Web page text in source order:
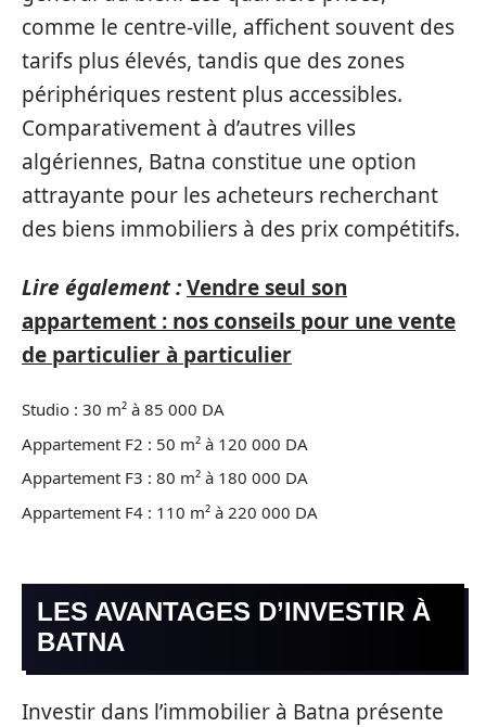
comme le centre-ville, affichent souvent des
tarifs plus élevés, tandis que des zones
périphériques restent plus accessibles.
Comparativement à d’autres villes
algériennes, Batna constitue une option
attrayante pour les acheteurs recherchant
des biens immobiliers à des prix compétitifs.
Lire également :Vendre seul son
appartement : nos conseils pour une vente
de particulier à particulier
Studio : 30 m² à 85 000 DA
Appartement F2 : 50 m² à 120 000 DA
Appartement F3 : 80 m² à 180 000 DA
Appartement F4 : 110 m² à 220 000 DA
LES AVANTAGES D’INVESTIR À
BATNA
Investir dans l’immobilier à Batna présente